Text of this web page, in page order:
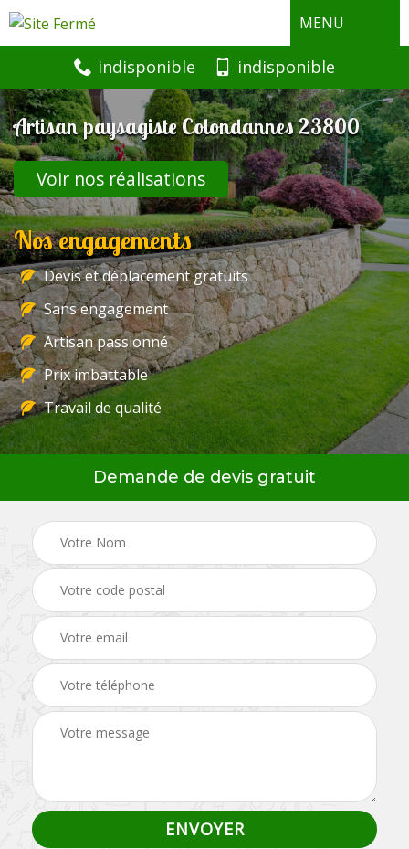
MENU
indisponible indisponible
Artisan paysagiste Colondannes 23800
Voir nos réalisations
Nos engagements
Devis et déplacement gratuits
Sans engagement
Artisan passionné
Prix imbattable
Travail de qualité
Demande de devis gratuit